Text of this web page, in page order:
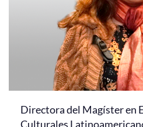
Directora del Magíster en
Culturales